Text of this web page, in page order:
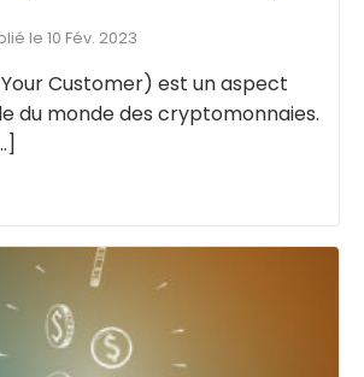
le 10 Fév. 2023
Your Customer) est un aspect
du monde des cryptomonnaies.